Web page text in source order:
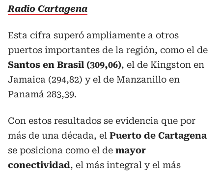
Radio Cartagena
Esta cifra superó ampliamente a otros
puertos importantes de la región, como el de
Santos en Brasil (309,06), el de Kingston en
Jamaica (294,82) y el de Manzanillo en
Panamá 283,39.
Con estos resultados se evidencia que por
más de una década, el Puerto de Cartagena
se posiciona como el de mayor
conectividad, el más integral y el más